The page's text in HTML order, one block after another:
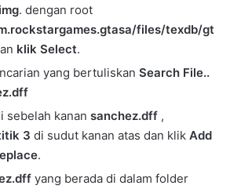
. dengan root
files/texdb/gt
klik Select.
yang bertuliskan Search File..
sebelah kanan sanchez.dff ,
3 di sudut kanan atas dan klik Add
.
.dff yang berada di dalam folder